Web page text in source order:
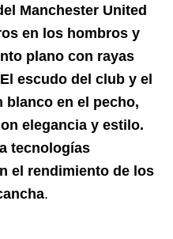
Manchester United
en los hombros y
plano con rayas
escudo del club y el
blanco en el pecho,
elegancia y estilo.
tecnologías
el rendimiento de los
.